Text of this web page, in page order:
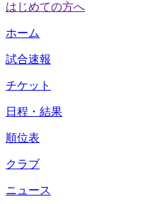
はじめての方へ
ホーム
試合速報
チケット
日程・結果
順位表
クラブ
ニュース